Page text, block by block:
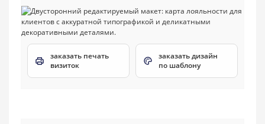
заказать печать
визиток
заказать дизайн
по шаблону